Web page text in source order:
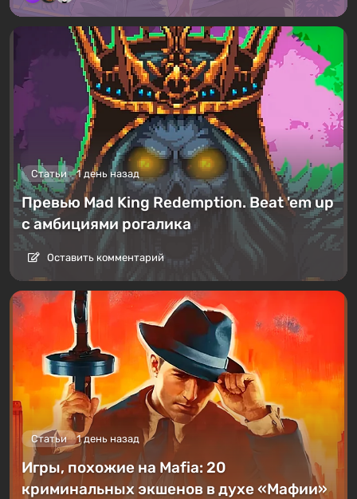
Статьи 1 день назад
Превью Mad King Redemption. Beat 'em up
с амбициями рогалика
Оставить комментарий
Статьи 1 день назад
Игры, похожие на Mafia: 20
криминальных экшенов в духе «Мафии»